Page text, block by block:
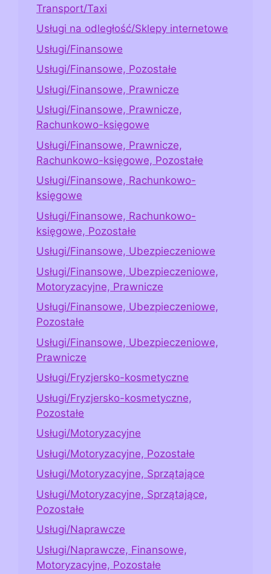
Transport/Taxi
Usługi na odległość/Sklepy internetowe
Usługi/Finansowe
Usługi/Finansowe, Pozostałe
Usługi/Finansowe, Prawnicze
Usługi/Finansowe, Prawnicze,
Rachunkowo-księgowe
Usługi/Finansowe, Prawnicze,
Rachunkowo-księgowe, Pozostałe
Usługi/Finansowe, Rachunkowo-
księgowe
Usługi/Finansowe, Rachunkowo-
księgowe, Pozostałe
Usługi/Finansowe, Ubezpieczeniowe
Usługi/Finansowe, Ubezpieczeniowe,
Motoryzacyjne, Prawnicze
Usługi/Finansowe, Ubezpieczeniowe,
Pozostałe
Usługi/Finansowe, Ubezpieczeniowe,
Prawnicze
Usługi/Fryzjersko-kosmetyczne
Usługi/Fryzjersko-kosmetyczne,
Pozostałe
Usługi/Motoryzacyjne
Usługi/Motoryzacyjne, Pozostałe
Usługi/Motoryzacyjne, Sprzątające
Usługi/Motoryzacyjne, Sprzątające,
Pozostałe
Usługi/Naprawcze
Usługi/Naprawcze, Finansowe,
Motoryzacyjne, Pozostałe